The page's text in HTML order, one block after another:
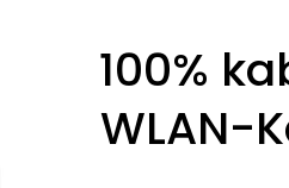
100%
WLAN-